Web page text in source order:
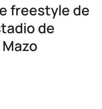
freestyle de
de